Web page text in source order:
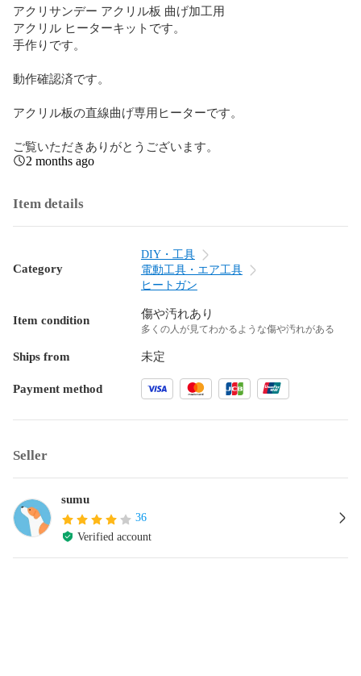
アクリサンデー アクリル板 曲げ加工用
アクリル ヒーターキットです。
手作りです。
動作確認済です。
アクリル板の直線曲げ専用ヒーターです。
ご覧いただきありがとうございます。
2 months ago
Item details
Category
DIY・工具
電動工具・エア工具
ヒートガン
Item condition 傷や汚れあり
多くの人が見てわかるような傷や汚れがある
Ships from 未定
Payment method
Seller
sumu
36
Verified account